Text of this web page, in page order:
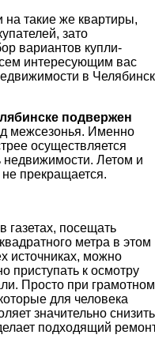
на такие же квартиры,
зато
вариантов купли-
интересующим вас
в
подвержен
межсезонья. Именно
осуществляется
недвижимости. Летом и
не прекращается.
газетах, посещать
метра в этом
источниках, можно
приступать к осмотру
Просто при грамотном
для человека
значительно снизить
подходящий